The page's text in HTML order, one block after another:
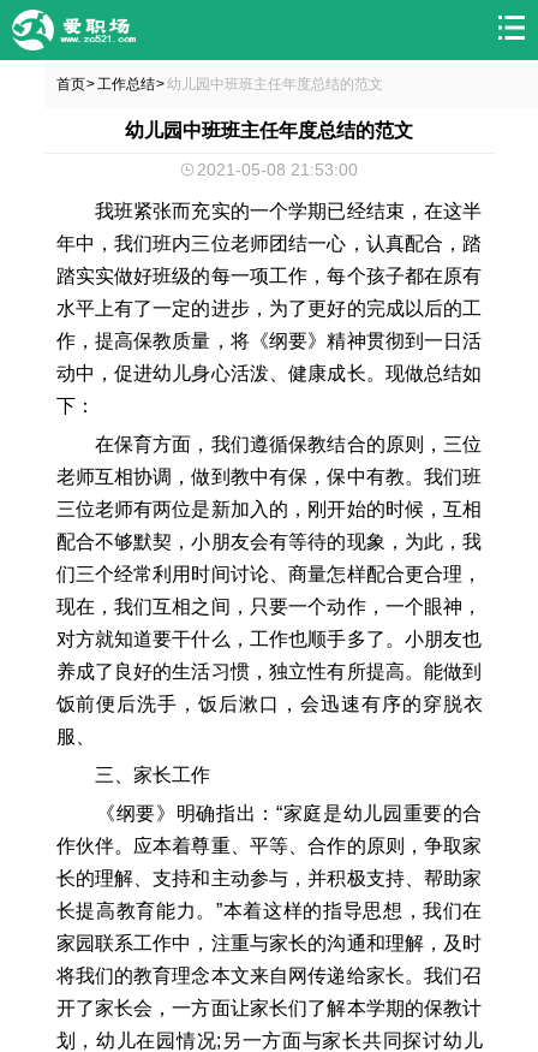
首页> 工作总结>幼儿园中班班主任年度总结的范文
幼儿园中班班主任年度总结的范文
2021-05-08 21:53:00
我班紧张而充实的一个学期已经结束，在这半
年中，我们班内三位老师团结一心，认真配合，踏
踏实实做好班级的每一项工作，每个孩子都在原有
水平上有了一定的进步，为了更好的完成以后的工
作，提高保教质量，将《纲要》精神贯彻到一日活
动中，促进幼儿身心活泼、健康成长。现做总结如
下：
在保育方面，我们遵循保教结合的原则，三位
老师互相协调，做到教中有保，保中有教。我们班
三位老师有两位是新加入的，刚开始的时候，互相
配合不够默契，小朋友会有等待的现象，为此，我
们三个经常利用时间讨论、商量怎样配合更合理，
现在，我们互相之间，只要一个动作，一个眼神，
对方就知道要干什么，工作也顺手多了。小朋友也
养成了良好的生活习惯，独立性有所提高。能做到
饭前便后洗手，饭后漱口，会迅速有序的穿脱衣
服、
三、家长工作
《纲要》明确指出：“家庭是幼儿园重要的合
作伙伴。应本着尊重、平等、合作的原则，争取家
长的理解、支持和主动参与，并积极支持、帮助家
长提高教育能力。”本着这样的指导思想，我们在
家园联系工作中，注重与家长的沟通和理解，及时
将我们的教育理念本文来自网传递给家长。我们召
开了家长会，一方面让家长们了解本学期的保教计
划，幼儿在园情况;另一方面与家长共同探讨幼儿